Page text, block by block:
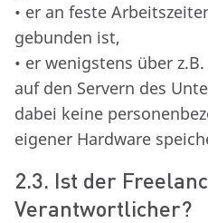
• er an feste
gebunden ist,
• er wenigstens über
auf den Servern des
dabei keine
eigener Hardware
2.3. Ist der
Verantwortlicher?